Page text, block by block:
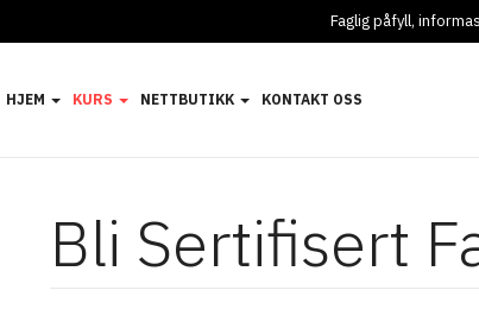
Faglig påfyll,
HJEM KURS NETTBUTIKK KONTAKT OSS
Bli Sertifisert